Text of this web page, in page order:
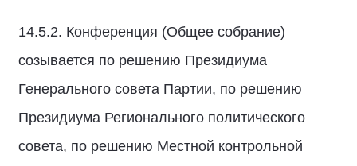
14.5.2. Конференция (Общее собрание)
созывается по решению Президиума
Генерального совета Партии, по решению
Президиума Регионального политического
совета, по решению Местной контрольной